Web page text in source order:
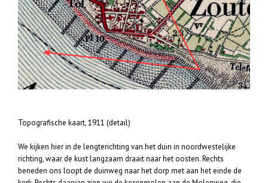
Topografische kaart, 1911 (detail)
We kijken hier in de lengterichting van het duin in noordwestelijke
richting, waar de kust langzaam draait naar het oosten. Rechts
beneden ons loopt de duinweg naar het dorp met aan het einde de